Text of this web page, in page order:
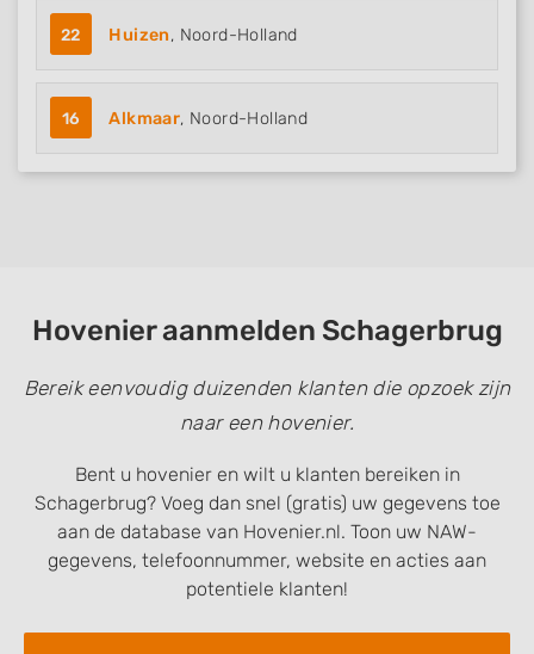
22 Huizen, Noord-Holland
16 Alkmaar, Noord-Holland
Hovenier aanmelden Schagerbrug
Bereik eenvoudig duizenden klanten die opzoek zijn
naar een hovenier.
Bent u hovenier en wilt u klanten bereiken in
Schagerbrug? Voeg dan snel (gratis) uw gegevens toe
aan de database van Hovenier.nl. Toon uw NAW-
gegevens, telefoonnummer, website en acties aan
potentiele klanten!